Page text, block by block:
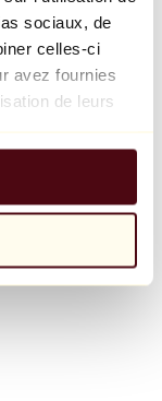
sociaux, de
celles-ci
avez fournies
de leurs